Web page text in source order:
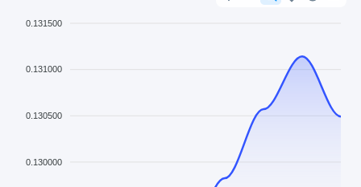
0.131500
0.131000
0.130500
0.130000